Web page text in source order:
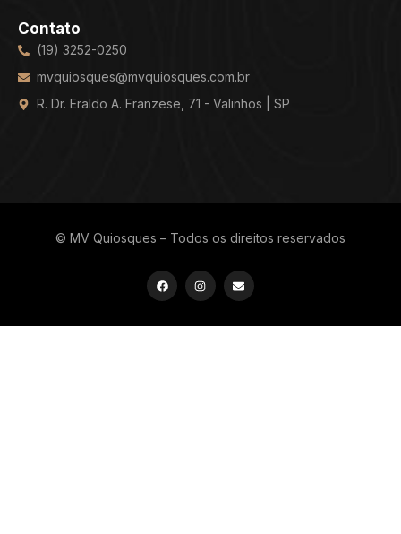
Contato
(19) 3252-0250
mvquiosques@mvquiosques.com.br
R. Dr. Eraldo A. Franzese, 71 - Valinhos | SP
© MV Quiosques – Todos os direitos reservados